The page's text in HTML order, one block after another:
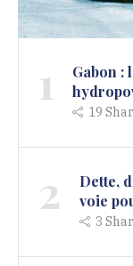
1
Gabon :
19
2
Dette,
voie
3